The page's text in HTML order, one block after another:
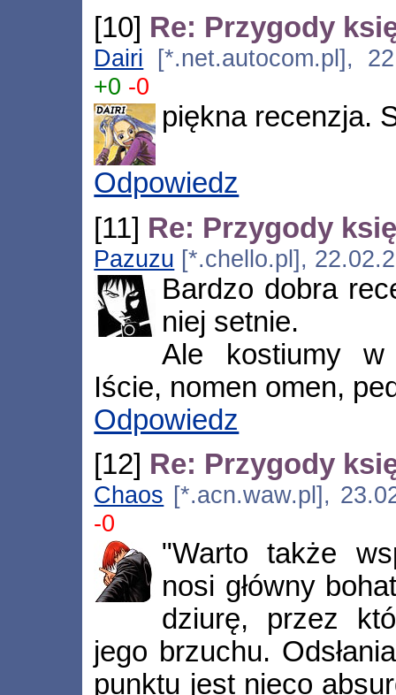
[10] Re: Przygody
Dairi [*.net.autocom.pl],
+0 -0
piękna recenzja.
Odpowiedz
[11] Re: Przygody
Pazuzu [*.chello.pl],
Bardzo dobra
niej setnie.
Ale kostiumy
Iście, nomen omen,
Odpowiedz
[12] Re: Przygody
Chaos [*.acn.waw.pl],
-0
"Warto także
nosi główny
dziurę, przez
jego brzuchu.
punktu jest nieco